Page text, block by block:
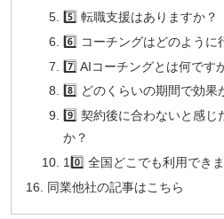
5️⃣ 転職支援はありますか？
6️⃣ コーチングはどのように
7️⃣ AIコーチングとは何です
8️⃣ どのくらいの期間で効果
9️⃣ 契約後に合わないと感じ
か？
10️⃣ 全国どこでも利用でき
同業他社の記事はこちら